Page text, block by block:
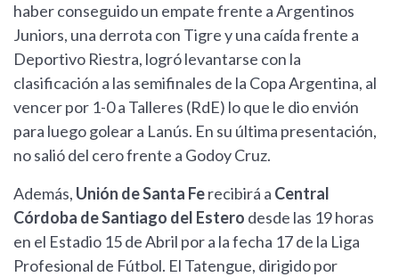
haber conseguido un empate frente a Argentinos
Juniors, una derrota con Tigre y una caída frente a
Deportivo Riestra, logró levantarse con la
clasificación a las semifinales de la Copa Argentina, al
vencer por 1-0 a Talleres (RdE) lo que le dio envión
para luego golear a Lanús. En su última presentación,
no salió del cero frente a Godoy Cruz.
Además, Unión de Santa Ferecibirá a Central
Córdoba de Santiago del Estero desde las 19 horas
en el Estadio 15 de Abril por a la fecha 17 de la Liga
Profesional de Fútbol. El Tatengue, dirigido por